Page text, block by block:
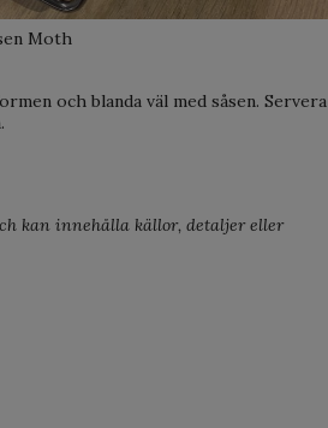
Moth
och blanda väl med såsen. Servera
kan innehålla källor, detaljer eller